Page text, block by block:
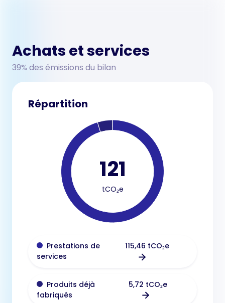
Achats et services
39% des émissions du bilan
Répartition
121
tCO₂e
Prestations de
services
115,46 tCO₂e
Produits déjà
fabriqués
5,72 tCO₂e